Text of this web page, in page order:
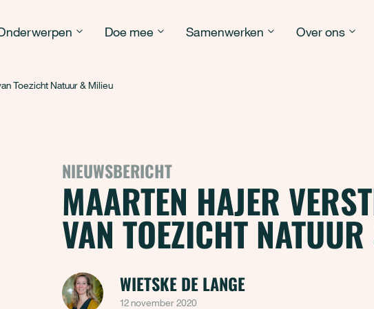
Doe mee Samenwerken Over ons
Toezicht Natuur & Milieu
NIEUWSBERICHT
MAARTEN HAJER
VAN TOEZICHT
WIETSKE DE LANGE
12 november 2020